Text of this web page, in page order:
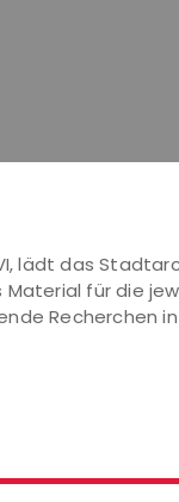
lädt das
für die
Recherchen